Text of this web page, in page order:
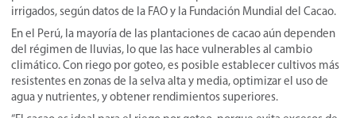
irrigados, según datos de la FAO y la Fundación Mundial del Cacao.
En el Perú, la mayoría de las plantaciones de cacao aún dependen
del régimen de lluvias, lo que las hace vulnerables al cambio
climático. Con riego por goteo, es posible establecer cultivos más
resistentes en zonas de la selva alta y media, optimizar el uso de
agua y nutrientes, y obtener rendimientos superiores.